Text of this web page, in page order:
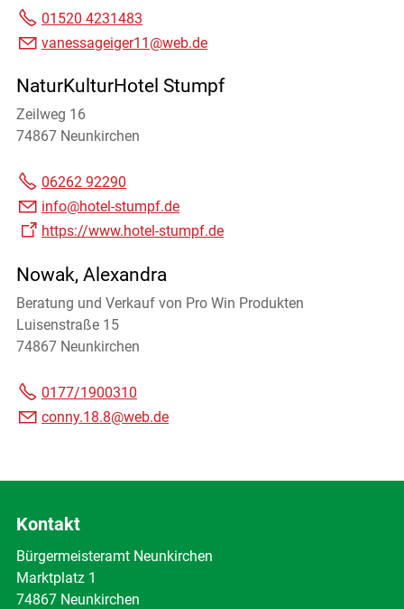
01520 4231483
vanessageiger11@web.de
NaturKulturHotel Stumpf
Zeilweg 16
74867 Neunkirchen
06262 92290
info@hotel-stumpf.de
https://www.hotel-stumpf.de
Nowak, Alexandra
Beratung und Verkauf von Pro Win Produkten
Luisenstraße 15
74867 Neunkirchen
0177/1900310
conny.18.8@web.de
Kontakt
Bürgermeisteramt Neunkirchen
Marktplatz 1
74867 Neunkirchen